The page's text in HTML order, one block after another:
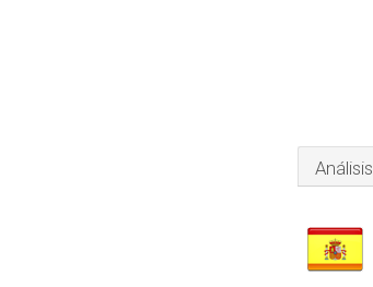
Análisis